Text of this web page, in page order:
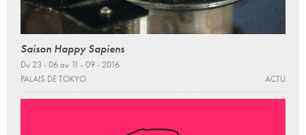
Saison Happy Sapiens
Du 23 - 06 au 11 - 09 - 2016
PALAIS DE TOKYO
ACTU